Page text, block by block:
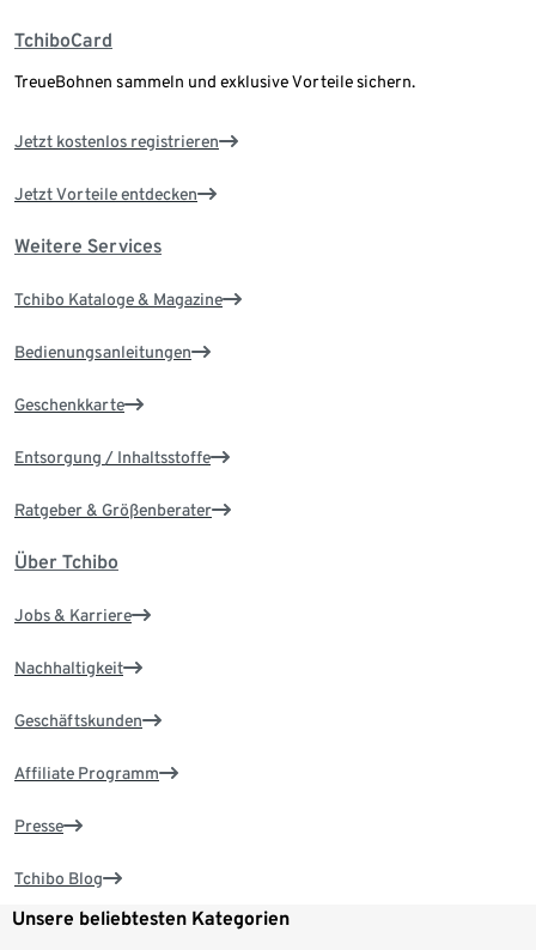
TchiboCard
TreueBohnen sammeln und exklusive Vorteile sichern.
Jetzt kostenlos registrieren
Jetzt Vorteile entdecken
Weitere Services
Tchibo Kataloge & Magazine
Bedienungsanleitungen
Geschenkkarte
Entsorgung / Inhaltsstoffe
Ratgeber & Größenberater
Über Tchibo
Jobs & Karriere
Nachhaltigkeit
Geschäftskunden
Affiliate Programm
Presse
Tchibo Blog
Unsere beliebtesten Kategorien